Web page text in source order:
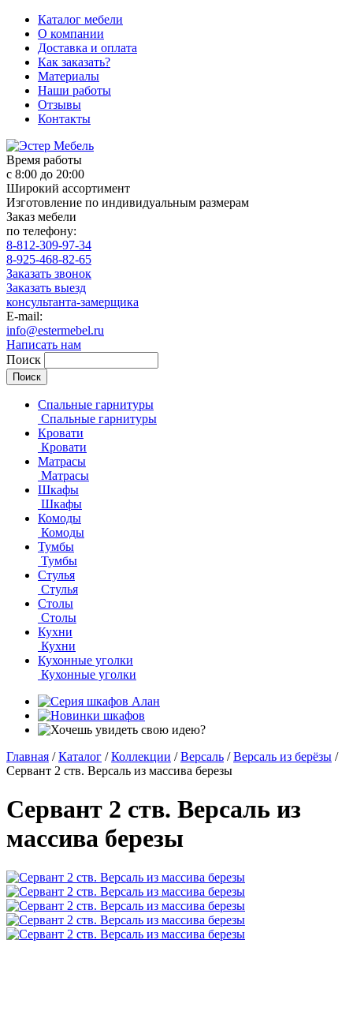
Каталог мебели
О компании
Доставка и оплата
Как заказать?
Материалы
Наши работы
Отзывы
Контакты
Время работы
с 8:00 до 20:00
Широкий ассортимент
Изготовление по индивидуальным размерам
Заказ мебели
по телефону:
8-812-309-97-34
8-925-468-82-65
Заказать звонок
Заказать выезд
консультанта-замерщика
E-mail:
info@estermebel.ru
Написать нам
Поиск
Спальные гарнитуры
Спальные гарнитуры
Кровати
Кровати
Матрасы
Матрасы
Шкафы
Шкафы
Комоды
Комоды
Тумбы
Тумбы
Стулья
Стулья
Столы
Столы
Кухни
Кухни
Кухонные уголки
Кухонные уголки
Главная / Каталог / Коллекции / Версаль / Версаль из берёзы /
Сервант 2 ств. Версаль из массива березы
Сервант 2 ств. Версаль из
массива березы